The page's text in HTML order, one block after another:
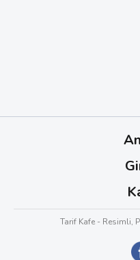
Tarif Kafe - Resimli,